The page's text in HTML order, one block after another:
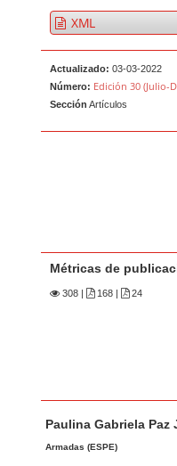
XML
Actualizado: 03-03-2022
Número: Edición 30 (Julio-
Sección Artículos
Métricas de
308 168 | 24
u
t
Paulina Gabriela Paz
Armadas (ESPE)